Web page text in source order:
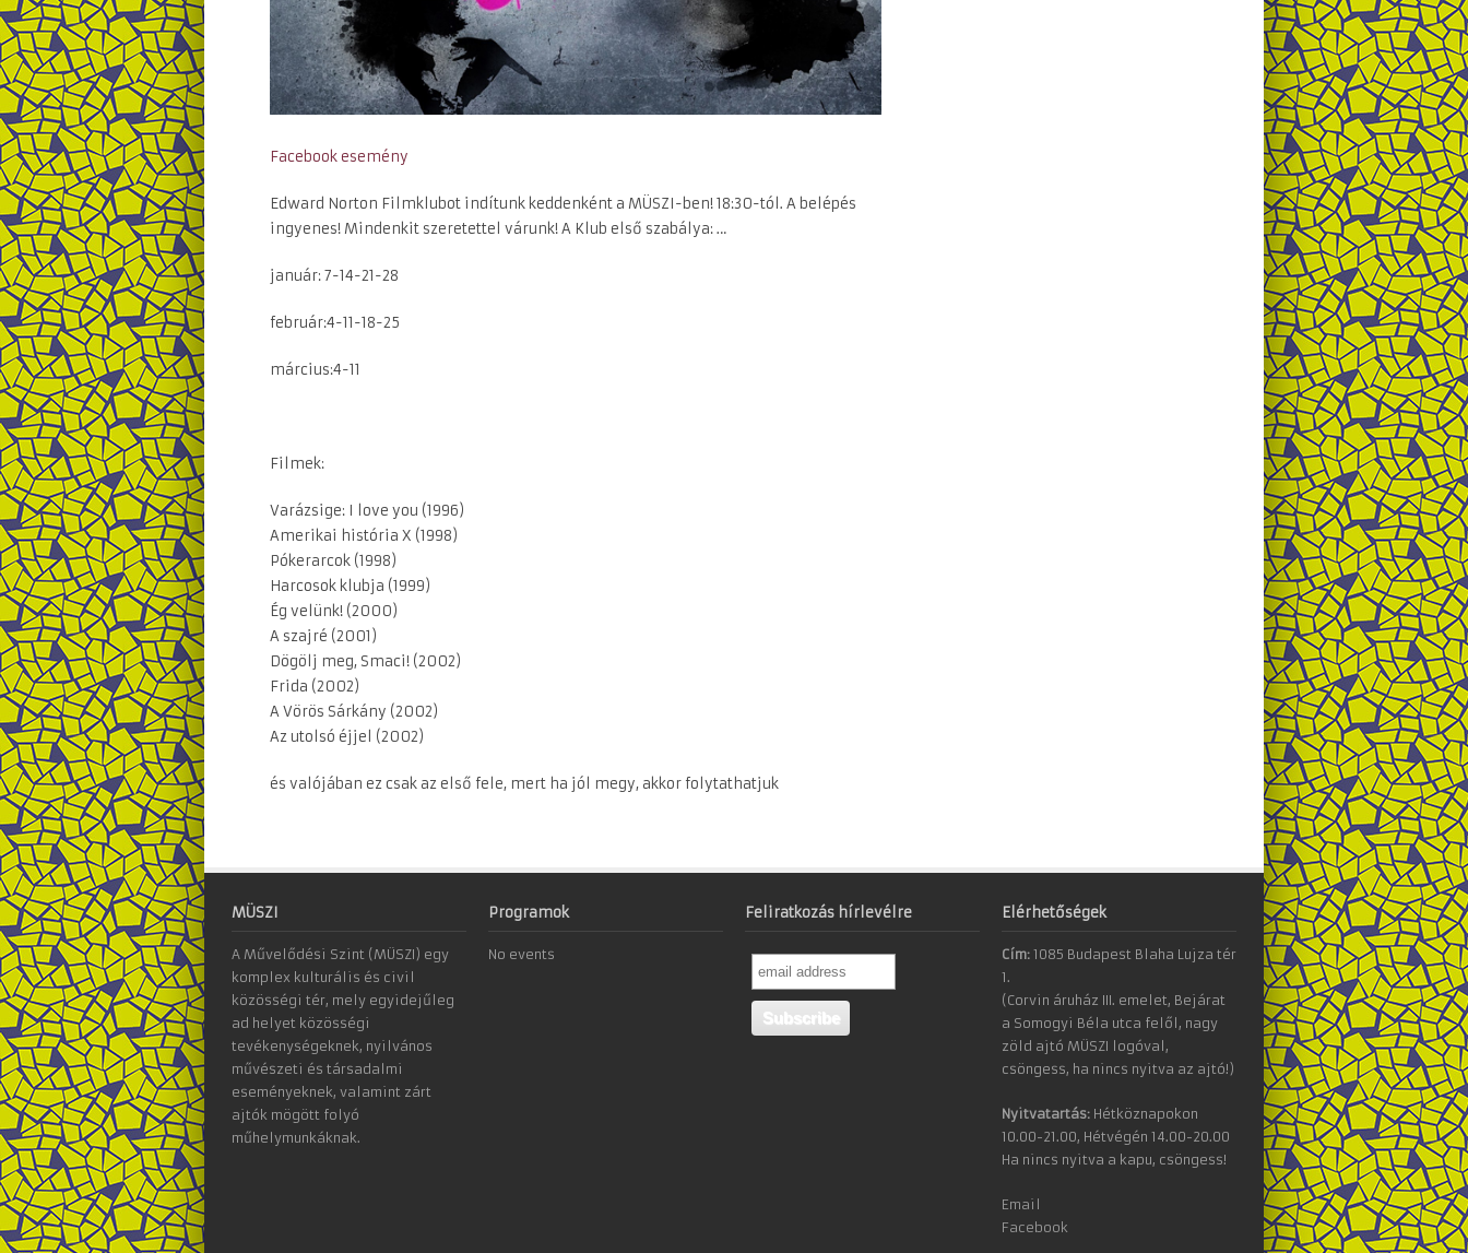
Facebook esemény
Edward Norton Filmklubot indítunk keddenként a MÜSZI-ben! 18:30-tól. A belépés
ingyenes! Mindenkit szeretettel várunk! A Klub első szabálya: …
január: 7-14-21-28
február:4-11-18-25
március:4-11
Filmek:
Varázsige: I love you (1996)
Amerikai história X (1998)
Pókerarcok (1998)
Harcosok klubja (1999)
Ég velünk! (2000)
A szajré (2001)
Dögölj meg, Smaci! (2002)
Frida (2002)
A Vörös Sárkány (2002)
Az utolsó éjjel (2002)
és valójában ez csak az első fele, mert ha jól megy, akkor folytathatjuk
MÜSZI
A Művelődési Szint (MÜSZI) egy
komplex kulturális és civil
közösségi tér, mely egyidejűleg
ad helyet közösségi
tevékenységeknek, nyilvános
művészeti és társadalmi
eseményeknek, valamint zárt
ajtók mögött folyó
műhelymunkáknak.
Programok
No events
Feliratkozás hírlevélre Elérhetőségek
Cím: 1085 Budapest Blaha Lujza tér
1.
(Corvin áruház III. emelet, Bejárat
a Somogyi Béla utca felől, nagy
zöld ajtó MÜSZI logóval,
csöngess, ha nincs nyitva az ajtó!)
Nyitvatartás: Hétköznapokon
10.00-21.00, Hétvégén 14.00-20.00
Ha nincs nyitva a kapu, csöngess!
Email
Facebook